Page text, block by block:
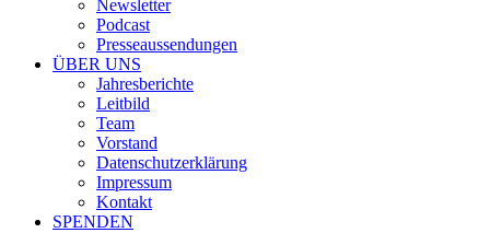
Newsletter
Podcast
Presseaussendungen
ÜBER UNS
Jahresberichte
Leitbild
Team
Vorstand
Datenschutzerklärung
Impressum
Kontakt
SPENDEN